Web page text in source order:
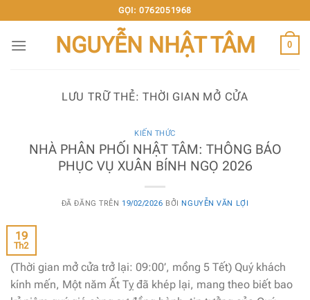
đến
nội
GỌI: 0762051968
NGUYỄN NHẬT TÂM 0
LƯU TRỮ THẺ:THỜI GIAN MỞ CỬA
KIẾN THỨC
NHÀ PHÂN PHỐI NHẬT TÂM: THÔNG BÁO
PHỤC VỤ XUÂN BÍNH NGỌ 2026
ĐÃ ĐĂNG TRÊN 19/02/2026 BỞI NGUYỄN VĂN LỢI
19
Th2
(Thời gian mở cửa trở lại: 09:00’, mồng 5 Tết) Quý khách
kính mến, Một năm Ất Tỵ đã khép lại, mang theo biết bao